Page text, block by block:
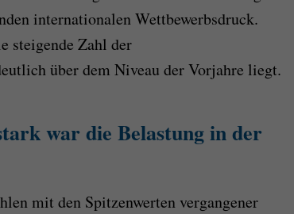
internationalen Wettbewerbsdruck.
steigende Zahl der
über dem Niveau der Vorjahre liegt.
war die Belastung in der
mit den Spitzenwerten vergangener